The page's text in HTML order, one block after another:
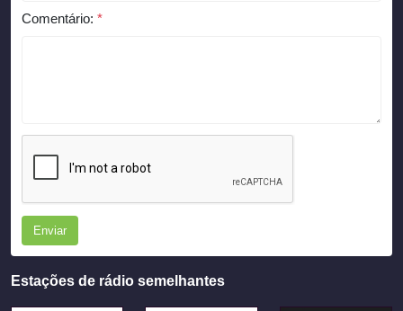
Comentário: *
Enviar
Estações de rádio semelhantes